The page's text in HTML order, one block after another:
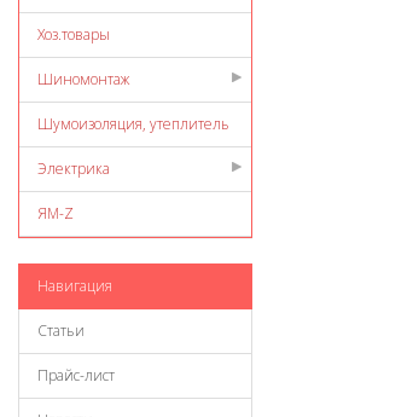
Хоз.товары
Шиномонтаж
Шумоизоляция, утеплитель
Электрика
ЯМ-Z
Навигация
Статьи
Прайс-лист